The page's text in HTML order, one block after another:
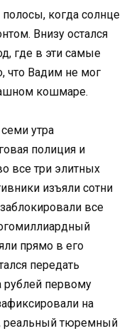
когда солнце
Внизу остался
где в эти самые
что Вадим не мог
кошмаре.
утра
полиция и
все три элитных
изъяли сотни
все
прямо в его
передать
рублей первому
на
реальный тюремный